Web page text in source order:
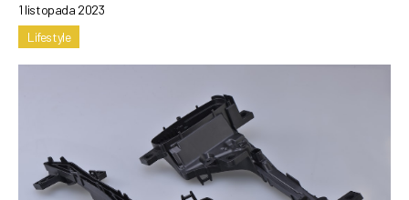
1 listopada 2023
Lifestyle